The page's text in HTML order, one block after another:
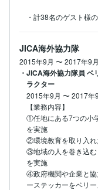
・計38名のゲスト様
JICA海外協力隊
2015年9月 〜2017年9月
・JICA海外協力隊員 ベ
ラクター
2015年9月 〜2017年
【業務内容】
①任地にある7つの小
を実施
②環境教育を取り入れ
③地域の人を巻き込む
を実施
④政府機関や企業と協
ーステッカーをベリ